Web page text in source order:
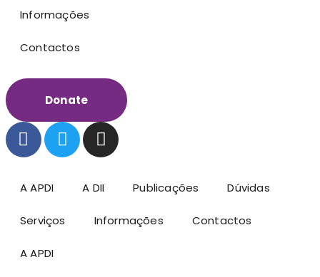
Informações
Contactos
Donate
A APDI A DII Publicações Dúvidas
Serviços Informações Contactos
A APDI